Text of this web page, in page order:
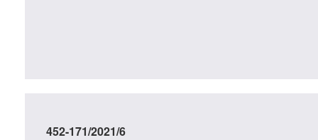
452-171/2021/6